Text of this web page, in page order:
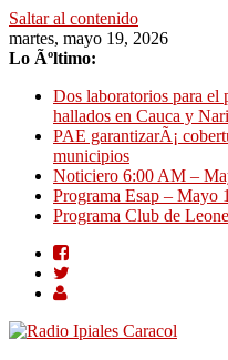
Saltar al contenido
martes, mayo 19, 2026
Lo Ãºltimo:
Dos laboratorios para el
hallados en Cauca y
PAE garantizarÃ¡
municipios
Noticiero 6:00 AM –
Programa Esap – Mayo
Programa Club de